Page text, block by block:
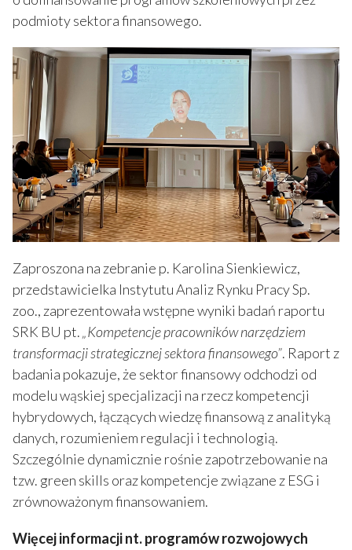
podmioty sektora finansowego.
Zaproszona na zebranie p. Karolina Sienkiewicz,
przedstawicielka Instytutu Analiz Rynku Pracy Sp.
zoo., zaprezentowała wstępne wyniki badań raportu
SRK BU pt.„Kompetencje pracowników narzędziem
transformacji strategicznej sektora finansowego”. Raport z
badania pokazuje, że sektor finansowy odchodzi od
modelu wąskiej specjalizacji na rzecz kompetencji
hybrydowych, łączących wiedzę finansową z analityką
danych, rozumieniem regulacji i technologią.
Szczególnie dynamicznie rośnie zapotrzebowanie na
tzw. green skills oraz kompetencje związane z ESG i
zrównoważonym finansowaniem.
Więcej informacji nt. programów rozwojowych